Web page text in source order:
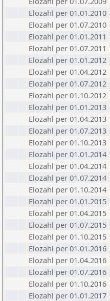
Elozahl per 01.01.2010
Elozahl per 01.07.2010
Elozahl per 01.01.2011
Elozahl per 01.07.2011
Elozahl per 01.01.2012
Elozahl per 01.04.2012
Elozahl per 01.07.2012
Elozahl per 01.10.2012
Elozahl per 01.01.2013
Elozahl per 01.04.2013
Elozahl per 01.07.2013
Elozahl per 01.10.2013
Elozahl per 01.01.2014
Elozahl per 01.04.2014
Elozahl per 01.07.2014
Elozahl per 01.10.2014
Elozahl per 01.01.2015
Elozahl per 01.04.2015
Elozahl per 01.07.2015
Elozahl per 01.10.2015
Elozahl per 01.01.2016
Elozahl per 01.04.2016
Elozahl per 01.07.2016
Elozahl per 01.10.2016
Elozahl per 01.01.2017